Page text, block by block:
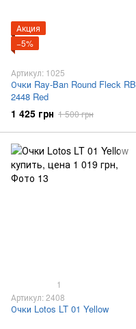
Акция
−5%
Артикул: 1025
Очки Ray-Ban Round Fleck RB
2448 Red
1 425 грн 1 500 грн
1
Артикул: 2408
Очки Lotos LT 01 Yellow